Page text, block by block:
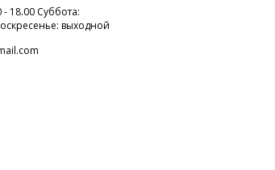
- 18.00 Суббота:
выходной